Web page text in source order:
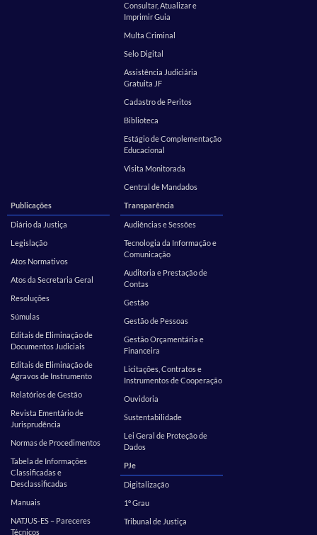
Consultar, Atualizar e
Imprimir Guia
Multa Criminal
Selo Digital
Assistência Judiciária
Gratuita JF
Cadastro de Peritos
Biblioteca
Estágio de Complementação
Educacional
Visita Monitorada
Central de Mandados
Publicações
Diário da Justiça
Legislação
Atos Normativos
Atos da Secretaria Geral
Resoluções
Súmulas
Editais de Eliminação de
Documentos Judiciais
Editais de Eliminação de
Agravos de Instrumento
Relatórios de Gestão
Revista Ementário de
Jurisprudência
Normas de Procedimentos
Tabela de Informações
Classificadas e
Desclassificadas
Manuais
NATJUS-ES – Pareceres
Técnicos
Transparência
Audiências e Sessões
Tecnologia da Informação e
Comunicação
Auditoria e Prestação de
Contas
Gestão
Gestão de Pessoas
Gestão Orçamentária e
Financeira
Licitações, Contratos e
Instrumentos de Cooperação
Ouvidoria
Sustentabilidade
Lei Geral de Proteção de
Dados
PJe
Digitalização
1º Grau
Tribunal de Justiça